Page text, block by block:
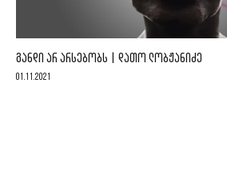
ᲒᲐᲜᲓᲘ ᲐᲠ ᲐᲠᲡᲔᲑᲝᲑᲡ | ᲓᲐᲗᲝ ᲚᲝᲑᲟᲐᲜᲘᲫᲔ
01.11.2021